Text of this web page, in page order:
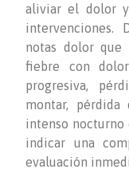
aliviar el dolor
intervenciones.
notas dolor que
fiebre con
progresiva,
montar,
intenso nocturno
indicar una
evaluación